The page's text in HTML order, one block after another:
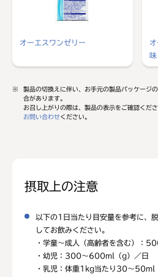
オーエスワンゼリー
味​
※
製品の切換えに伴い、お手元の製品パッケージ
合があります。
お召し上がりの際は、製品の表示をご確認くだ
お問い合わせください。
摂取上の注意
以下の1日当たり目安量を参考に、
してお飲みください。
・学童～成人（高齢者を含む）：
・幼児：300～600ml（g）／日
・乳児：体重1kg当たり30～50ml